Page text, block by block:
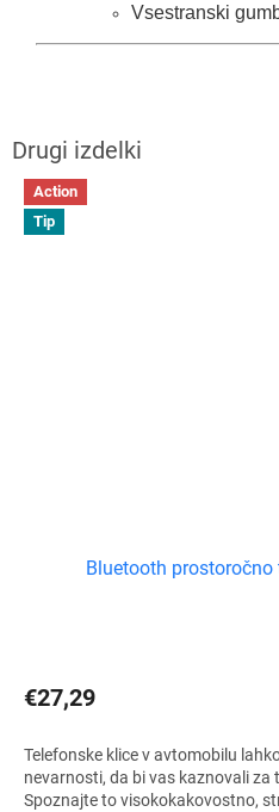
Vsestranski
Action
Tip
Bluetooth
€27,29
Telefonske klice v avtomobilu
nevarnosti, da bi vas kaznovali za
Spoznajte to visokokakovostno,